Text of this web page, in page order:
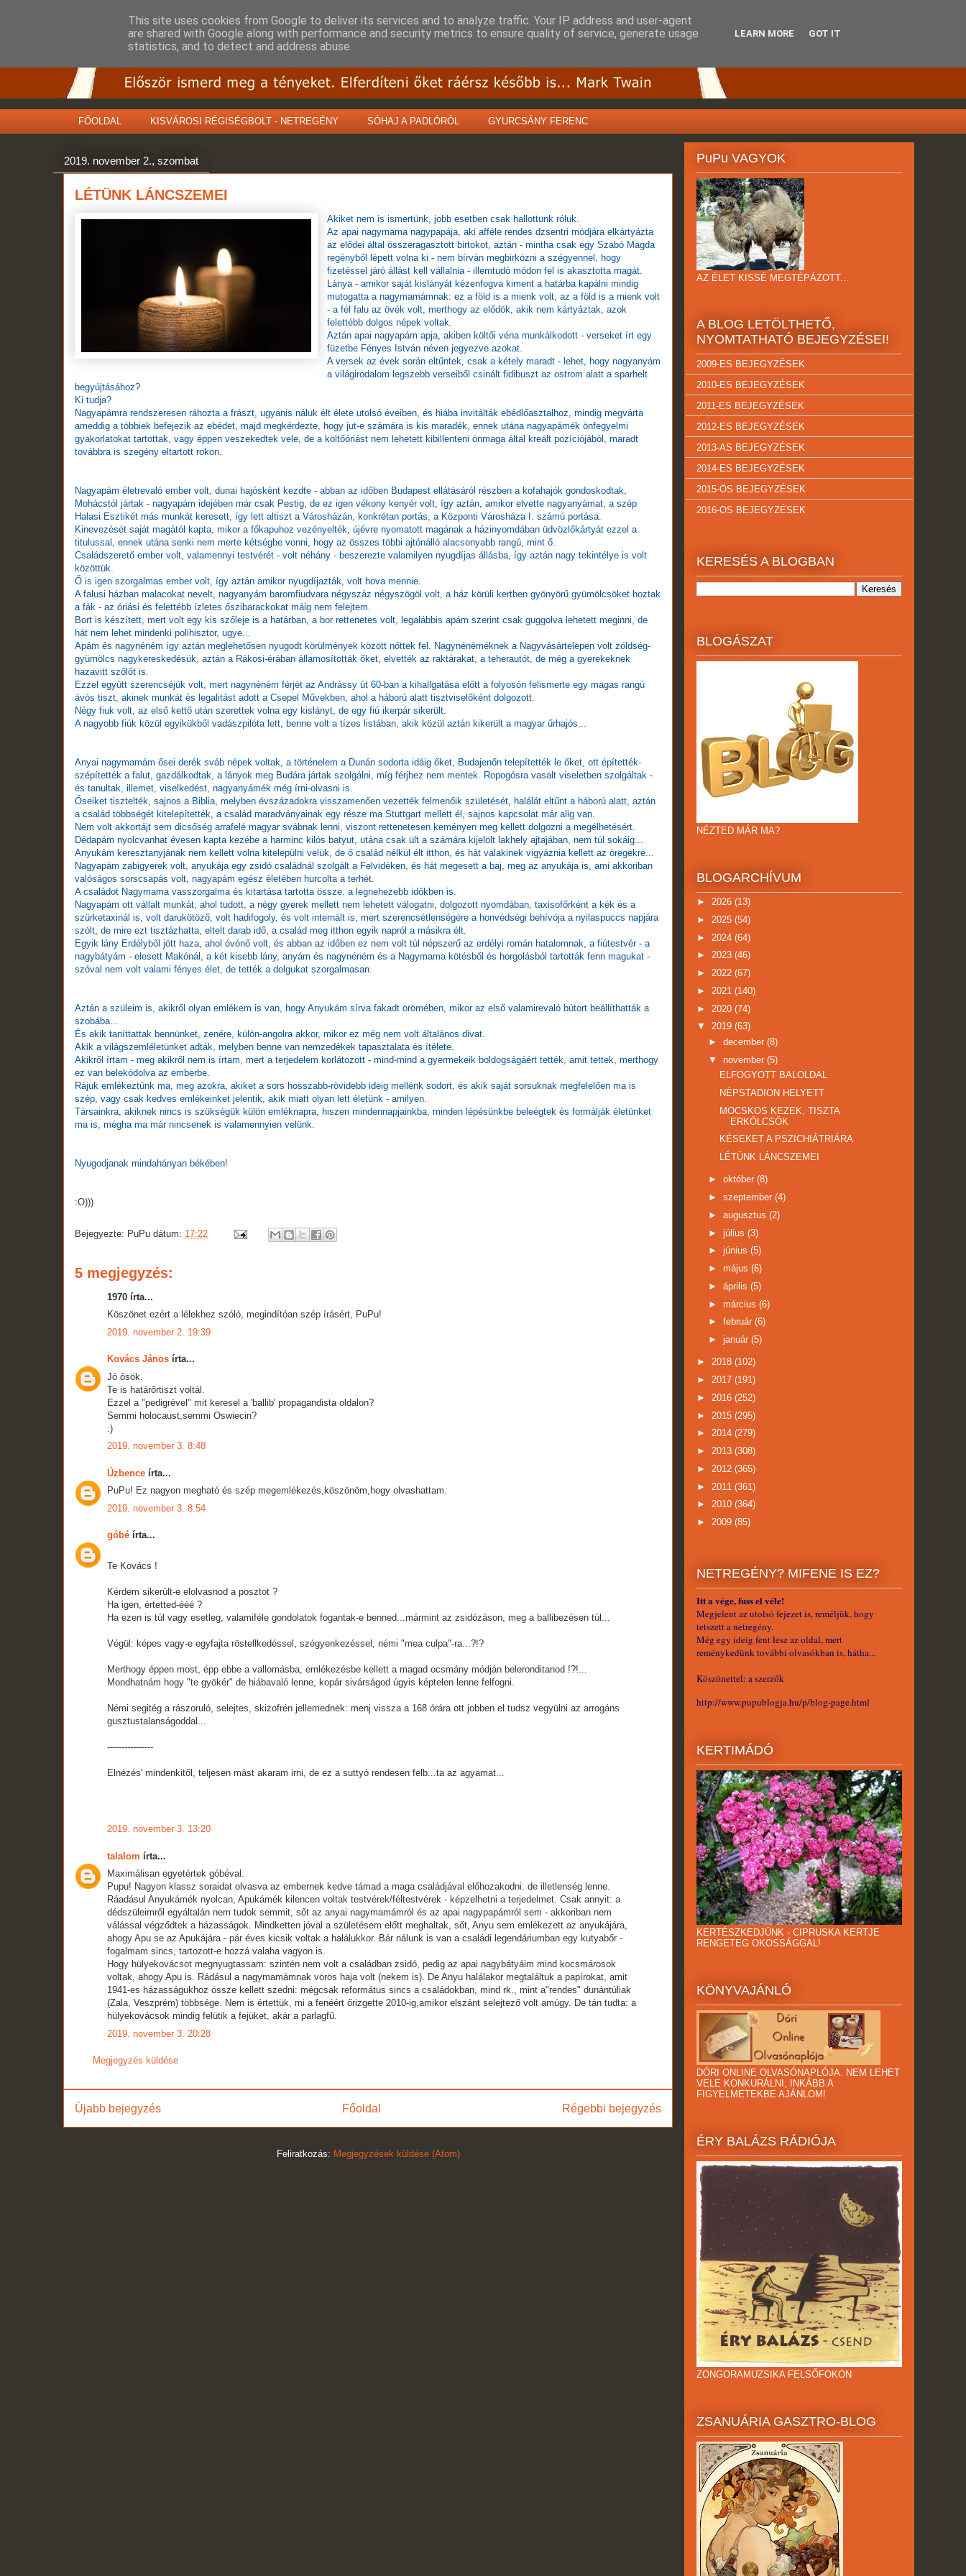
FŐOLDAL KISVÁROSI RÉGISÉGBOLT - NETREGÉNY SÓHAJ A PADLÓRÓL GYURCSÁNY FERENC
2019. november 2., szombat
LÉTÜNK LÁNCSZEMEI
Akiket nem is ismertünk, jobb esetben csak hallottunk róluk.
Az apai nagymama nagypapája, aki afféle rendes dzsentri módjára elkártyázta
az elődei által összeragasztott birtokot, aztán - mintha csak egy Szabó Magda
regényből lépett volna ki - nem bírván megbirkózni a szégyennel, hogy
fizetéssel járó állást kell vállalnia - illemtudó módon fel is akasztotta magát.
Lánya - amikor saját kislányát kézenfogva kiment a határba kapálni mindig
mutogatta a nagymamámnak: ez a föld is a mienk volt, az a föld is a mienk volt
- a fél falu az övék volt, merthogy az elődök, akik nem kártyáztak, azok
felettébb dolgos népek voltak.
Aztán apai nagyapám apja, akiben költői véna munkálkodott - verseket írt egy
füzetbe Fényes István néven jegyezve azokat.
A versek az évek során eltűntek, csak a kétely maradt - lehet, hogy nagyanyám
a világirodalom legszebb verseiből csinált fidibuszt az ostrom alatt a sparhelt
begyújtásához?
Ki tudja?
Nagyapámra rendszeresen ráhozta a frászt, ugyanis náluk élt élete utolsó éveiben, és hiába invitálták ebédlőasztalhoz, mindig megvárta
ameddig a többiek befejezik az ebédet, majd megkérdezte, hogy jut-e számára is kis maradék, ennek utána nagyapámék önfegyelmi
gyakorlatokat tartottak, vagy éppen veszekedtek vele, de a költőóriást nem lehetett kibillenteni önmaga által kreált pozíciójából, maradt
továbbra is szegény eltartott rokon.
Nagyapám életrevaló ember volt, dunai hajósként kezdte - abban az időben Budapest ellátásáról részben a kofahajók gondoskodtak,
Mohácstól jártak - nagyapám idejében már csak Pestig, de ez igen vékony kenyér volt, így aztán, amikor elvette nagyanyámat, a szép
Halasi Esztikét más munkát keresett, így lett altiszt a Városházán, konkrétan portás, a Központi Városháza I. számú portása.
Kinevezését saját magától kapta, mikor a főkapuhoz vezényelték, újévre nyomatott magának a házinyomdában üdvözlőkártyát ezzel a
titulussal, ennek utána senki nem merte kétségbe vonni, hogy az összes többi ajtónálló alacsonyabb rangú, mint ő.
Családszerető ember volt, valamennyi testvérét - volt néhány - beszerezte valamilyen nyugdíjas állásba, így aztán nagy tekintélye is volt
közöttük.
Ő is igen szorgalmas ember volt, így aztán amikor nyugdíjazták, volt hova mennie.
A falusi házban malacokat nevelt, nagyanyám baromfiudvara négyszáz négyszögöl volt, a ház körüli kertben gyönyörű gyümölcsöket hoztak
a fák - az óriási és felettébb ízletes őszibarackokat máig nem felejtem.
Bort is készített, mert volt egy kis szőleje is a határban, a bor rettenetes volt, legalábbis apám szerint csak guggolva lehetett meginni, de
hát nem lehet mindenki polihisztor, ugye...
Apám és nagynéném így aztán meglehetősen nyugodt körülmények között nőttek fel. Nagynénéméknek a Nagyvásártelepen volt zöldség-
gyümölcs nagykereskedésük, aztán a Rákosi-érában államosították őket, elvették az raktárakat, a teherautót, de még a gyerekeknek
hazavitt szőlőt is.
Ezzel együtt szerencséjük volt, mert nagynéném férjét az Andrássy út 60-ban a kihallgatása előtt a folyosón felismerte egy magas rangú
ávós tiszt, akinek munkát és legalitást adott a Csepel Művekben, ahol a háború alatt tisztviselőként dolgozott.
Négy fiuk volt, az első kettő után szerettek volna egy kislányt, de egy fiú ikerpár sikerült.
A nagyobb fiúk közül egyikükből vadászpilóta lett, benne volt a tízes listában, akik közül aztán kikerült a magyar űrhajós...
Anyai nagymamám ősei derék sváb népek voltak, a történelem a Dunán sodorta idáig őket, Budajenőn telepítették le őket, ott építették-
szépítették a falut, gazdálkodtak, a lányok meg Budára jártak szolgálni, míg férjhez nem mentek. Ropogósra vasalt viseletben szolgáltak -
és tanultak, illemet, viselkedést, nagyanyámék még írni-olvasni is.
Őseiket tisztelték, sajnos a Biblia, melyben évszázadokra visszamenően vezették felmenőik születését, halálát eltűnt a háború alatt, aztán
a család többségét kitelepítették, a család maradványainak egy része ma Stuttgart mellett él, sajnos kapcsolat már alig van.
Nem volt akkortájt sem dicsőség arrafelé magyar svábnak lenni, viszont rettenetesen keményen meg kellett dolgozni a megélhetésért.
Dédapám nyolcvanhat évesen kapta kezébe a harminc kilós batyut, utána csak ült a számára kijelölt lakhely ajtajában, nem túl sokáig...
Anyukám keresztanyjának nem kellett volna kitelepülni velük, de ő család nélkül élt itthon, és hát valakinek vigyáznia kellett az öregekre...
Nagyapám zabigyerek volt, anyukája egy zsidó családnál szolgált a Felvidéken, és hát megesett a baj, meg az anyukája is, ami akkoriban
valóságos sorscsapás volt, nagyapám egész életében hurcolta a terhét.
A családot Nagymama vasszorgalma és kitartása tartotta össze. a legnehezebb időkben is.
Nagyapám ott vállalt munkát, ahol tudott, a négy gyerek mellett nem lehetett válogatni, dolgozott nyomdában, taxisofőrként a kék és a
szürketaxinál is, volt darukötöző, volt hadifogoly, és volt internált is, mert szerencsétlenségére a honvédségi behívója a nyilaspuccs napjára
szólt, de mire ezt tisztázhatta, eltelt darab idő, a család meg itthon egyik napról a másikra élt.
Egyik lány Erdélyből jött haza, ahol óvónő volt, és abban az időben ez nem volt túl népszerű az erdélyi román hatalomnak, a fiútestvér - a
nagybátyám - elesett Makónál, a két kisebb lány, anyám és nagynéném és a Nagymama kötésből és horgolásból tartották fenn magukat -
szóval nem volt valami fényes élet, de tették a dolgukat szorgalmasan.
Aztán a szüleim is, akikről olyan emlékem is van, hogy Anyukám sírva fakadt örömében, mikor az első valamirevaló bútort beállíthatták a
szobába...
És akik taníttattak bennünket, zenére, külön-angolra akkor, mikor ez még nem volt általános divat.
Akik a világszemléletünket adták, melyben benne van nemzedékek tapasztalata és ítélete.
Akikről írtam - meg akikről nem is írtam, mert a terjedelem korlátozott - mind-mind a gyermekeik boldogságáért tették, amit tettek, merthogy
ez van belekódolva az emberbe.
Rájuk emlékeztünk ma, meg azokra, akiket a sors hosszabb-rövidebb ideig mellénk sodort, és akik saját sorsuknak megfelelően ma is
szép, vagy csak kedves emlékeinket jelentik, akik miatt olyan lett életünk - amilyen.
Társainkra, akiknek nincs is szükségük külön emléknapra, hiszen mindennapjainkba, minden lépésünkbe beleégtek és formálják életünket
ma is, mégha ma már nincsenek is valamennyien velünk.
Nyugodjanak mindahányan békében!
:O)))
Bejegyezte: PuPu dátum: 17:22
5 megjegyzés:
1970 írta...
Köszönet ezért a lélekhez szóló, megindítóan szép írásért, PuPu!
2019. november 2. 19:39
Kovács János írta...
Jó ősök.
Te is határőrtiszt voltál.
Ezzel a "pedigrével" mit keresel a 'ballib' propagandista oldalon?
Semmi holocaust,semmi Oswiecin?
:)
2019. november 3. 8:48
Úzbence írta...
PuPu! Ez nagyon megható és szép megemlékezés,köszönöm,hogy olvashattam.
2019. november 3. 8:54
góbé írta...
Te Kovács !
Kérdem sikerült-e elolvasnod a posztot ?
Ha igen, értetted-ééé ?
Ha ezen is túl vagy esetleg, valamiféle gondolatok fogantak-e benned...mármint az zsidózáson, meg a ballibezésen túl...
Végül: képes vagy-e egyfajta röstellkedéssel, szégyenkezéssel, némi "mea culpa"-ra...?!?
Merthogy éppen most, épp ebbe a vallomásba, emlékezésbe kellett a magad ocsmány módján beleronditanod !?!...
Mondhatnám hogy "te gyökér" de hiábavaló lenne, kopár sivárságod úgyis képtelen lenne felfogni.
Némi segitég a rászoruló, selejtes, skizofrén jellemednek: menj vissza a 168 órára ott jobben el tudsz vegyülni az arrogáns
gusztustalanságoddal...
----------------
Elnézés' mindenkitől, teljesen mást akaram irni, de ez a suttyó rendesen felb...ta az agyamat...
2019. november 3. 13:20
talalom írta...
Maximálisan egyetértek góbéval.
Pupu! Nagyon klassz soraidat olvasva az embernek kedve támad a maga családjával előhozakodni: de illetlenség lenne.
Ráadásul Anyukámék nyolcan, Apukámék kilencen voltak testvérek/féltestvérek - képzelhetni a terjedelmet. Csak annyit: a
dédszüleimről egyáltalán nem tudok semmit, sőt az anyai nagymamámról és az apai nagypapámról sem - akkoriban nem
válással végződtek a házasságok. Mindketten jóval a születésem előtt meghaltak, sőt, Anyu sem emlékezett az anyukájára,
ahogy Apu se az Apukájára - pár éves kicsik voltak a halálukkor. Bár nálunk is van a családi legendáriumban egy kutyabőr -
fogalmam sincs, tartozott-e hozzá valaha vagyon is.
Hogy hülyekovácsot megnyugtassam: szintén nem volt a családban zsidó, pedig az apai nagybátyáim mind kocsmárosok
voltak, ahogy Apu is. Rádásul a nagymamámnak vörös haja volt (nekem is). De Anyu halálakor megtaláltuk a papírokat, amit
1941-es házasságukhoz össze kellett szedni: mégcsak református sincs a családokban, mind rk., mint a"rendes" dunántúliak
(Zala, Veszprém) többsége. Nem is értettük, mi a fenéért őrizgette 2010-ig,amikor elszánt selejtező volt amúgy. De tán tudta: a
hülyekovácsok mindig felütik a fejüket, akár a parlagfű.
2019. november 3. 20:28
Megjegyzés küldése
Újabb bejegyzés Régebbi bejegyzés
Főoldal
Feliratkozás: Megjegyzések küldése (Atom)
PuPu VAGYOK
AZ ÉLET KISSÉ MEGTÉPÁZOTT...
A BLOG LETÖLTHETŐ,
NYOMTATHATÓ BEJEGYZÉSEI!
2009-ES BEJEGYZÉSEK
2010-ES BEJEGYZÉSEK
2011-ES BEJEGYZÉSEK
2012-ES BEJEGYZÉSEK
2013-AS BEJEGYZÉSEK
2014-ES BEJEGYZÉSEK
2015-ÖS BEJEGYZÉSEK
2016-OS BEJEGYZÉSEK
KERESÉS A BLOGBAN
BLOGÁSZAT
NÉZTED MÁR MA?
BLOGARCHÍVUM
► 2026 (13)
► 2025 (54)
► 2024 (64)
► 2023 (46)
► 2022 (67)
► 2021 (140)
► 2020 (74)
▼ 2019 (63)
► december (8)
▼ november (5)
ELFOGYOTT BALOLDAL
NÉPSTADION HELYETT
MOCSKOS KEZEK, TISZTA
ERKÖLCSÖK
KÉSEKET A PSZICHIÁTRIÁRA
LÉTÜNK LÁNCSZEMEI
► október (8)
► szeptember (4)
► augusztus (2)
► július (3)
► június (5)
► május (6)
► április (5)
► március (6)
► február (6)
► január (5)
► 2018 (102)
► 2017 (191)
► 2016 (252)
► 2015 (295)
► 2014 (279)
► 2013 (308)
► 2012 (365)
► 2011 (361)
► 2010 (364)
► 2009 (85)
NETREGÉNY? MIFENE IS EZ?
Itt a vége, fuss el véle!
Megjelent az utolsó fejezet is, reméljük, hogy
tetszett a netregény.
Még egy ideig fent lesz az oldal, mert
reménykedünk további olvasókban is, hátha...
Köszönettel: a szerzők
http://www.pupublogja.hu/p/blog-page.html
KERTIMÁDÓ
KERTÉSZKEDJÜNK - CIPRUSKA KERTJE
RENGETEG OKOSSÁGGAL!
KÖNYVAJÁNLÓ
DÓRI ONLINE OLVASÓNAPLÓJA. NEM LEHET
VELE KONKURÁLNI, INKÁBB A
FIGYELMETEKBE AJÁNLOM!
ÉRY BALÁZS RÁDIÓJA
ZONGORAMUZSIKA FELSŐFOKON
ZSANUÁRIA GASZTRO-BLOG
This site uses cookies from Google to deliver its services and to analyze traffic. Your IP address and user-agent
are shared with Google along with performance and security metrics to ensure quality of service, generate usage
statistics, and to detect and address abuse.
LEARN MORE GOT IT